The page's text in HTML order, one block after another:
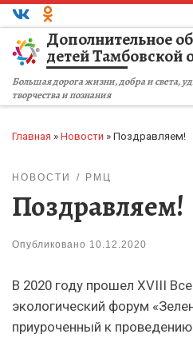
Перейти к содержимому
Дополнительное
детей Тамбовской
Большая дорога жизни, добра и света,
творчества и познания
Главная » Новости » Поздравляем!
НОВОСТИ РМЦ
Поздравляем!
Опубликовано 10.12.2020
В 2020 году прошел XVIII
экологический форум
приуроченный к